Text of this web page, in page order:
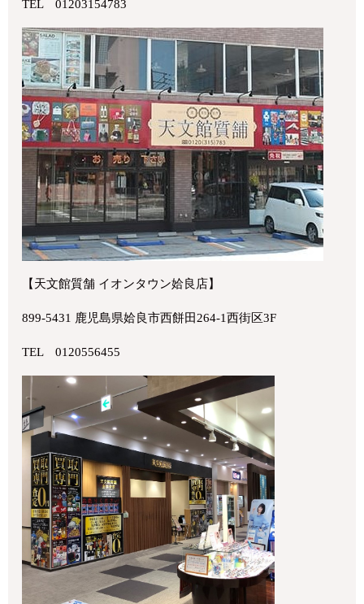
TEL 01203154783
【天文館質舗 イオンタウン姶良店】
899-5431 鹿児島県姶良市西餅田264-1西街区3F
TEL 0120556455